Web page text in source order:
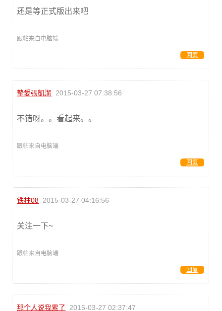
还是等正式版出来吧
跟帖来自电脑端
回复
摯愛張凱潔 2015-03-27 07:38:56
不错呀。。看起来。。
跟帖来自电脑端
回复
铁柱08 2015-03-27 04:16:56
关注一下~
跟帖来自电脑端
回复
那个人说我累了 2015-03-27 02:37:47